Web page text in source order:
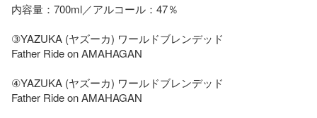
内容量：700ml／アルコール：47％
③YAZUKA (ヤズーカ) ワールドブレンデッド
Father Ride on AMAHAGAN
④YAZUKA (ヤズーカ) ワールドブレンデッド
Father Ride on AMAHAGAN